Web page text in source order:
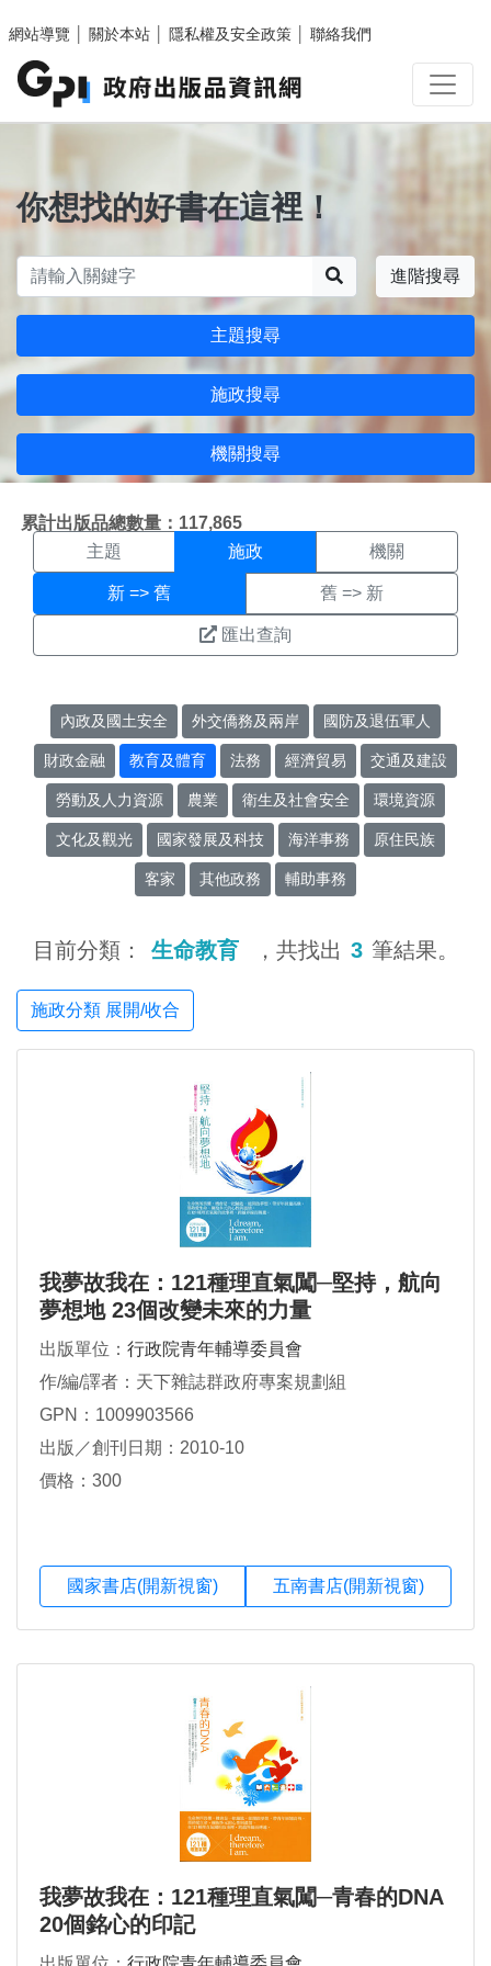
網站導覽
關於本站 隱私權及安全政策 聯絡我們
你想找的好書在這裡！
進階搜尋
主題搜尋
施政搜尋
機關搜尋
累計出版品總數量：117,865
施政搜尋結果頁面
主題 施政 機關
新 => 舊 舊 => 新
匯出查詢
內政及國土安全 外交僑務及兩岸 國防及退伍軍人
財政金融 教育及體育 法務 經濟貿易 交通及建設
勞動及人力資源 農業 衛生及社會安全 環境資源
文化及觀光 國家發展及科技 海洋事務 原住民族
客家 其他政務 輔助事務
目前分類： 生命教育 ，共找出 3 筆結果。
施政分類 展開/收合
我夢故我在：121種理直氣闖─堅持，航向
夢想地 23個改變未來的力量
出版單位： 行政院青年輔導委員會
作/編/譯者：天下雜誌群政府專案規劃組
GPN：1009903566
出版／創刊日期：2010-10
價格：300
國家書店(開新視窗) 五南書店(開新視窗)
我夢故我在：121種理直氣闖─青春的DNA
20個銘心的印記